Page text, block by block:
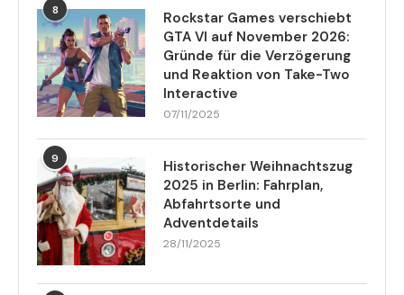
8
Rockstar Games verschiebt
GTA VI auf November 2026:
Gründe für die Verzögerung
und Reaktion von Take-Two
Interactive
07/11/2025
9
Historischer Weihnachtszug
2025 in Berlin: Fahrplan,
Abfahrtsorte und
Adventdetails
28/11/2025